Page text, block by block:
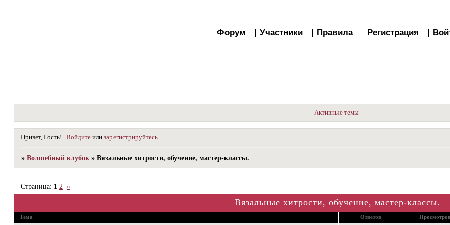
Форум Участники Правила Регистрация
Активные темы
Привет, Гость! Войдите или зарегистрируйтесь
» Волшебный клубок » Вязальные хитрости, обучение, мастер-классы.
Вязальные хитрости, обучение, мастер-классы.
Страница: 1 2 »
Тема Ответов